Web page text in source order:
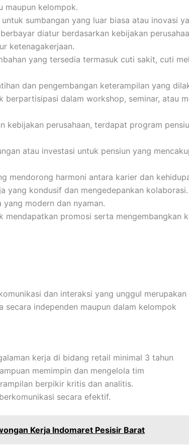
maupun kelompok.
untuk sumbangan yang luar biasa atau inovasi
diatur berdasarkan kebijakan
ketenagakerjaan.
yang tersedia termasuk cuti sakit, cuti
dan pengembangan keterampilan yang
berpartisipasi dalam workshop, seminar, atau
kebijakan perusahaan, terdapat program
atau investasi untuk pensiun yang
mendorong harmoni antara karier dan
yang kondusif dan mengedepankan kolaborasi.
yang modern dan nyaman.
mendapatkan promosi serta mengembangkan
dan interaksi yang unggul
secara independen maupun dalam kelompok
kerja di bidang retail minimal 3 tahun
memimpin dan mengelola tim
berpikir kritis dan analitis.
secara efektif.
Kerja Indomaret Pesisir Barat